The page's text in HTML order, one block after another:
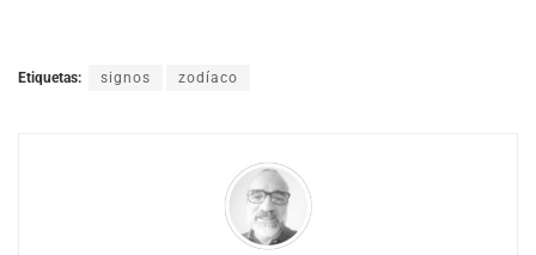
Etiquetas: signos zodíaco